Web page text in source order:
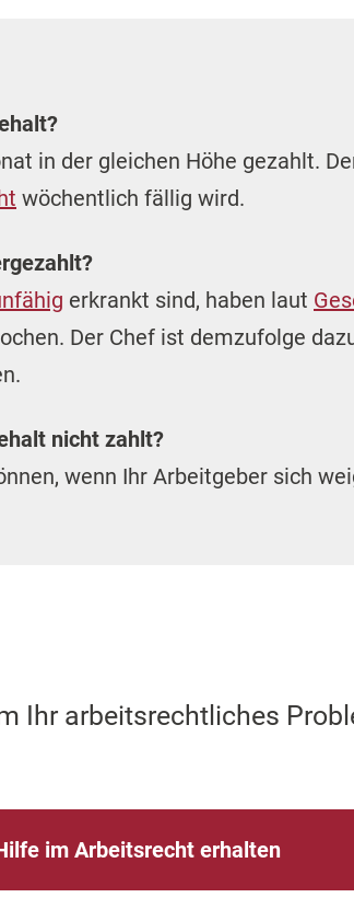
in der gleichen Höhe gezahlt.
wöchentlich fällig wird.
erkrankt sind, haben laut
Der Chef ist demzufolge
nicht zahlt?
wenn Ihr Arbeitgeber sich
Ihr arbeitsrechtliches
im Arbeitsrecht erhalten